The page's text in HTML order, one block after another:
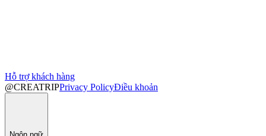
Hỗ trợ khách hàng
@CREATRIPPrivacy PolicyĐiều khoản